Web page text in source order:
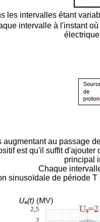
les intervalles étant
intervalle à l'instant
augmentant au passage
est qu'il suffit
principal
Chaque
sinusoïdale de période